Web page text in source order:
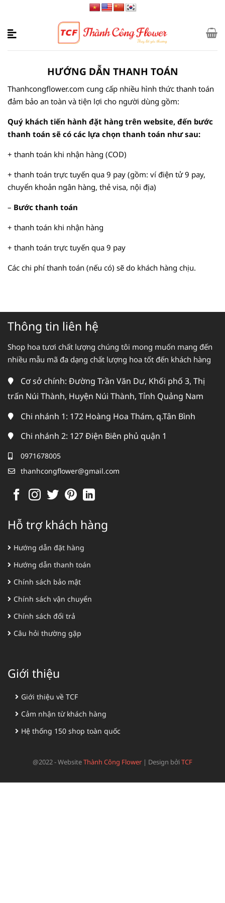
nội
HƯỚNG DẪN THANH TOÁN
Thanhcongflower.com cung cấp nhiều hình thức thanh toán
đảm bảo an toàn và tiện lợi cho người dùng gồm:
Quý khách tiến hành đặt hàng trên website, đến bước
thanh toán sẽ có các lựa chọn thanh toán như sau:
+ thanh toán khi nhận hàng (COD)
+ thanh toán trực tuyến qua 9 pay (gồm: ví điện tử 9 pay,
chuyển khoản ngân hàng, thẻ visa, nội địa)
– Bước thanh toán
+ thanh toán khi nhận hàng
+ thanh toán trực tuyến qua 9 pay
Các chi phí thanh toán (nếu có) sẽ do khách hàng chịu.
Thông tin liên hệ
Shop hoa tươi chất lượng chúng tôi mong muốn mang đến
nhiều mẫu mã đa dạng chất lượng hoa tốt đến khách hàng
Cơ sở chính: Đường Trần Văn Dư, Khối phố 3, Thị
trấn Núi Thành, Huyện Núi Thành, Tỉnh Quảng Nam
Chi nhánh 1: 172 Hoàng Hoa Thám, q.Tân Bình
Chi nhánh 2: 127 Điện Biên phủ quận 1
0971678005
thanhcongflower@gmail.com
Hỗ trợ khách hàng
Hướng dẫn đặt hàng
Hướng dẫn thanh toán
Chính sách bảo mật
Chính sách vận chuyển
Chính sách đổi trả
Câu hỏi thường gặp
Giới thiệu
Giới thiệu về TCF
Cảm nhận từ khách hàng
Hệ thống 150 shop toàn quốc
@2022 - WebsiteThành Công Flower | Design bởiTCF